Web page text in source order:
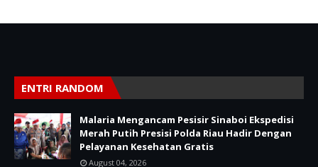
ENTRI RANDOM
Malaria Mengancam Pesisir Sinaboi Ekspedisi
Merah Putih Presisi Polda Riau Hadir Dengan
Pelayanan Kesehatan Gratis
August 04, 2026